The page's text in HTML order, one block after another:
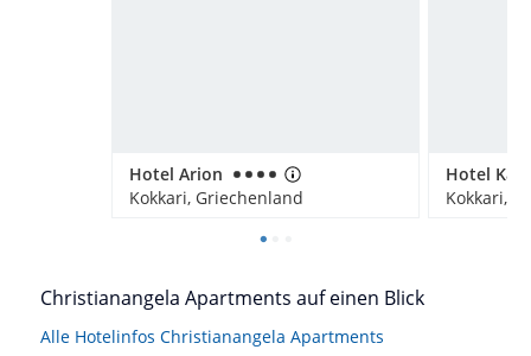
Hotel Arion
Kokkari, Griechenland
Kokkari,
Christianangela Apartments auf einen Blick
Alle Hotelinfos Christianangela Apartments